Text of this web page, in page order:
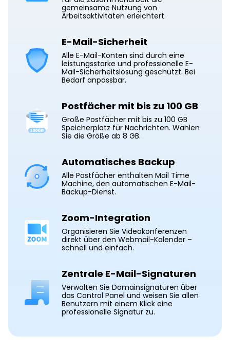
gemeinsame Nutzung von
Arbeitsaktivitäten erleichtert.
E-Mail-Sicherheit
Alle E-Mail-Konten sind durch eine
leistungsstarke und professionelle E-
Mail-Sicherheitslösung geschützt. Bei
Bedarf anpassbar.
Postfächer mit bis zu 100 GB
Große Postfächer mit bis zu 100 GB
Speicherplatz für Nachrichten. Wählen
Sie die Größe ab 8 GB.
Automatisches Backup
Alle Postfächer enthalten Mail Time
Machine, den automatischen E-Mail-
Backup-Dienst.
Zoom-Integration
Organisieren Sie Videokonferenzen
direkt über den Webmail-Kalender –
schnell und einfach.
Zentrale E-Mail-Signaturen
Verwalten Sie Domainsignaturen über
das Control Panel und weisen Sie allen
Benutzern mit einem Klick eine
professionelle Signatur zu.